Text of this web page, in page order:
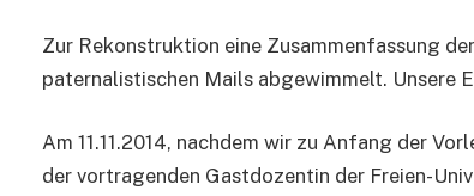
Zur Rekonstruktion eine Zusammenfassung
paternalistischen Mails abgewimmelt. Unsere
Am 11.11.2014, nachdem wir zu Anfang der
der vortragenden Gastdozentin der Freien-